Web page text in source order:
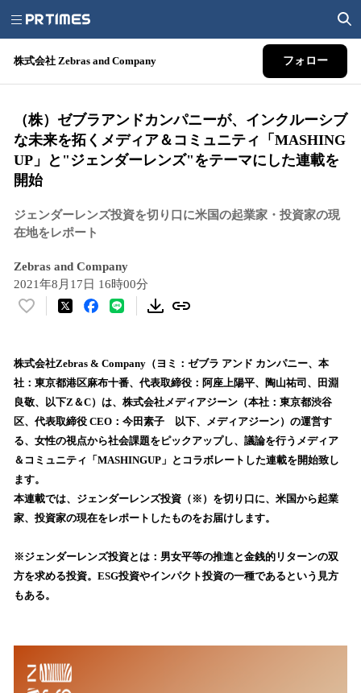
株式会社 Zebras and Company フォロー
（株）ゼブラアンドカンパニーが、インクルーシブ
な未来を拓くメディア＆コミュニティ「MASHING
UP」と"ジェンダーレンズ"をテーマにした連載を
開始
ジェンダーレンズ投資を切り口に米国の起業家・投資家の現
在地をレポート
Zebras and Company
2021年8月17日 16時00分
い
！
数
を
読
込
み
中
で
す
株式会社Zebras & Company（ヨミ：ゼブラ アンド カンパニー、本
社：東京都港区麻布十番、代表取締役：阿座上陽平、陶山祐司、田淵
良敬、以下Z＆C）は、株式会社メディアジーン（本社：東京都渋谷
区、代表取締役 CEO：今田素子 以下、メディアジーン）の運営す
る、女性の視点から社会課題をピックアップし、議論を行うメディア
＆コミュニティ「MASHINGUP」とコラボレートした連載を開始致し
ます。
本連載では、ジェンダーレンズ投資（※）を切り口に、米国から起業
家、投資家の現在をレポートしたものをお届けします。
※ジェンダーレンズ投資とは：男女平等の推進と金銭的リターンの双
方を求める投資。ESG投資やインパクト投資の一種であるという見方
もある。